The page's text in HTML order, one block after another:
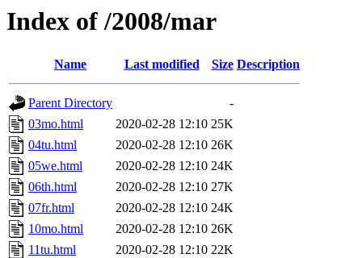
Index of /2008/mar
Name Last modified Size Description
Parent Directory
-
03mo.html
2020-02-28 12:10 25K
04tu.html
2020-02-28 12:10 26K
05we.html
2020-02-28 12:10 24K
06th.html
2020-02-28 12:10 27K
07fr.html
2020-02-28 12:10 24K
10mo.html
2020-02-28 12:10 26K
11tu.html
2020-02-28 12:10 22K